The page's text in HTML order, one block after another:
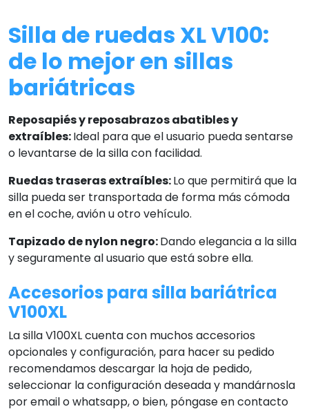
Silla de ruedas XL V100:
de lo mejor en sillas
bariátricas
Reposapiés y reposabrazos abatibles y
extraíbles:Ideal para que el usuario pueda sentarse
o levantarse de la silla con facilidad.
Ruedas traseras extraíbles:Lo que permitirá que la
silla pueda ser transportada de forma más cómoda
en el coche, avión u otro vehículo.
Tapizado de nylon negro:Dando elegancia a la silla
y seguramente al usuario que está sobre ella.
Accesorios para silla bariátrica
V100XL
La silla V100XL cuenta con muchos accesorios
opcionales y configuración, para hacer su pedido
recomendamos descargar la hoja de pedido,
seleccionar la configuración deseada y mandárnosla
por email o whatsapp, o bien, póngase en contacto